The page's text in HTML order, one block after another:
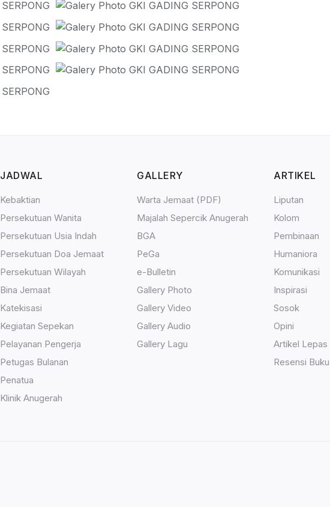
JADWAL
Kebaktian
Persekutuan Wanita
Persekutuan Usia Indah
Persekutuan Doa Jemaat
Persekutuan Wilayah
Bina Jemaat
Katekisasi
Kegiatan Sepekan
Pelayanan Pengerja
Petugas Bulanan
Penatua
Klinik Anugerah
GALLERY
Warta Jemaat (PDF)
Majalah Sepercik Anugerah
BGA
PeGa
e-Bulletin
Gallery Photo
Gallery Video
Gallery Audio
Gallery Lagu
ARTIKEL
Liputan
Kolom
Pembinaan
Humaniora
Komunikasi
Inspirasi
Sosok
Opini
Artikel Lepas
Resensi Buku